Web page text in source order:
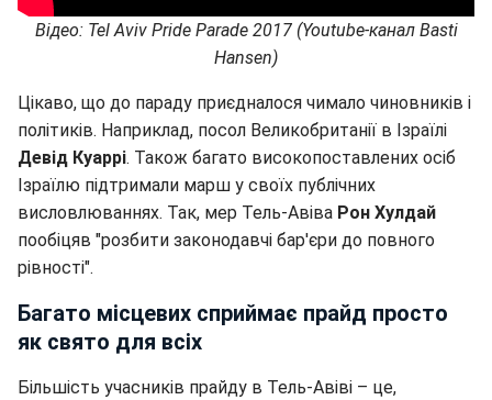
Відео: Tel Aviv Pride Parade 2017 (Youtube-канал Basti
Hansen)
Цікаво, що до параду приєдналося чимало чиновників і
політиків. Наприклад, посол Великобританії в Ізраїлі
Девід Куаррі. Також багато високопоставлених осіб
Ізраїлю підтримали марш у своїх публічних
висловлюваннях. Так, мер Тель-Авіва Рон Хулдай
пообіцяв "розбити законодавчі бар'єри до повного
рівності".
Багато місцевих сприймає прайд просто
як свято для всіх
Більшість учасників прайду в Тель-Авіві – це,